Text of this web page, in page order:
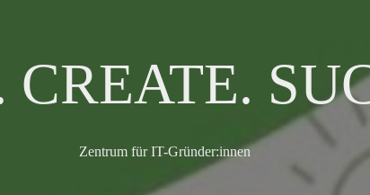
Zentrum für IT-Gründer:innen